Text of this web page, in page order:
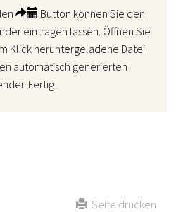
Button können Sie den
eintragen lassen. Öffnen Sie
Klick heruntergeladene Datei
automatisch generierten
Fertig!
Seite drucken